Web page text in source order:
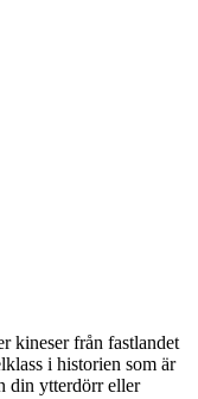
kineser från fastlandet
i historien som är
din ytterdörr eller